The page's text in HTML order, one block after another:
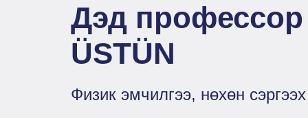
Дэд профессор
ÜSTÜN
Физик эмчилгээ, нөхөн